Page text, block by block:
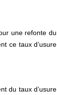
une refonte du
ce taux d’usure
du taux d’usure